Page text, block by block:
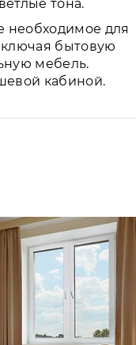
тона.
необходимое для
бытовую
мебель.
кабиной.